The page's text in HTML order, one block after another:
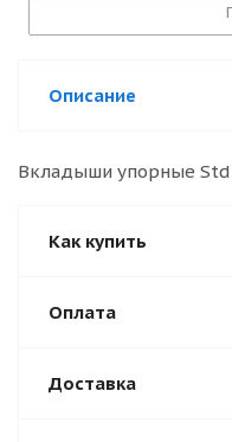
Описание
Вкладыши упорные
Как купить
Оплата
Доставка